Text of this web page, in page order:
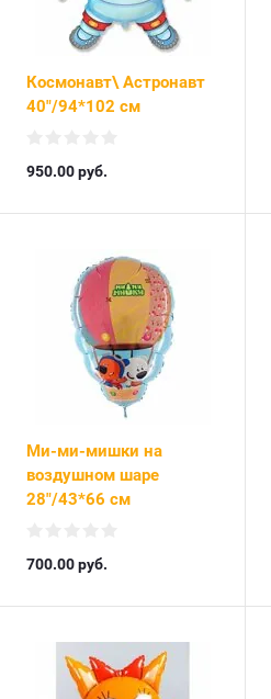
Космонавт\ Астронавт
40"/94*102 см
950.00руб.
Ми-ми-мишки на
воздушном шаре
28"/43*66 см
700.00руб.